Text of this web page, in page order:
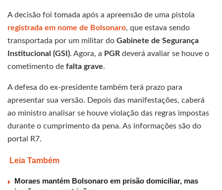
A decisão foi tomada após a apreensão de uma pistola
registrada em nome de Bolsonaro, que estava sendo
transportada por um militar do Gabinete de Segurança
Institucional (GSI). Agora, a PGR deverá avaliar se houve o
cometimento de falta grave.
A defesa do ex-presidente também terá prazo para
apresentar sua versão. Depois das manifestações, caberá
ao ministro analisar se houve violação das regras impostas
durante o cumprimento da pena. As informações são do
portal R7.
Leia Também
Moraes mantém Bolsonaro em prisão domiciliar, mas